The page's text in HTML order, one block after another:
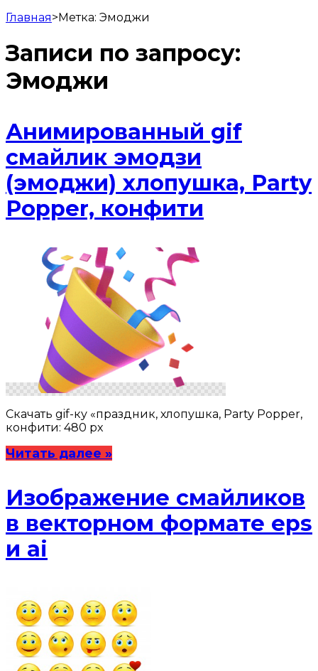
Главная>Метка: Эмоджи
Записи по запросу:
Эмоджи
Анимированный gif
смайлик эмодзи
(эмоджи) хлопушка, Party
Popper, конфити
Скачать gif-ку «праздник, хлопушка, Party Popper,
конфити: 480 px
Читать далее »
Изображение смайликов
в векторном формате eps
и ai